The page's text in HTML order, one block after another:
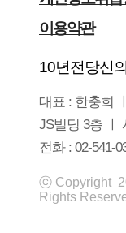
이용약관
10년전당신
대표 : 한충희
JS빌딩 3층 ㅣ
전화 : 02-541-
ⓒ Copyright
Rights